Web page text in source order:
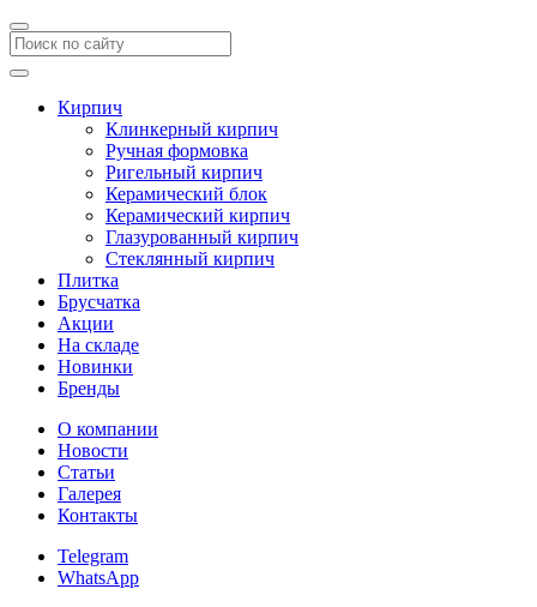
Кирпич
Клинкерный кирпич
Ручная формовка
Ригельный кирпич
Керамический блок
Керамический кирпич
Глазурованный кирпич
Стеклянный кирпич
Плитка
Брусчатка
Акции
На складе
Новинки
Бренды
О компании
Новости
Статьи
Галерея
Контакты
Telegram
WhatsApp